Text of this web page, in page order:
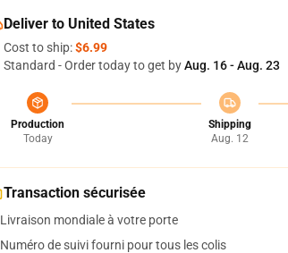
Deliver to United States
Cost to ship:$6.99
Standard - Order today to get byAug. 16 - Aug. 23
Production
Today
Shipping
Aug. 12
Transaction sécurisée
Livraison mondiale à votre porte
Numéro de suivi fourni pour tous les colis